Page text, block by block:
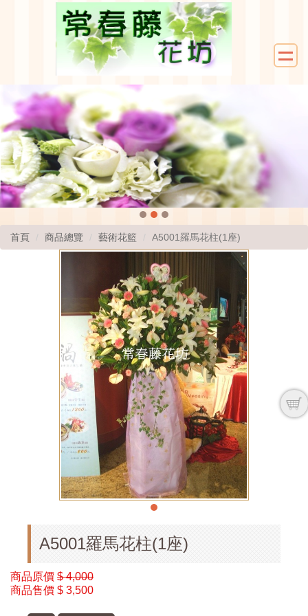
首頁 商品總覽 藝術花籃 A5001羅馬花柱(1座)
A5001羅馬花柱(1座)
商品原價 $ 4,000
商品售價 $ 3,500